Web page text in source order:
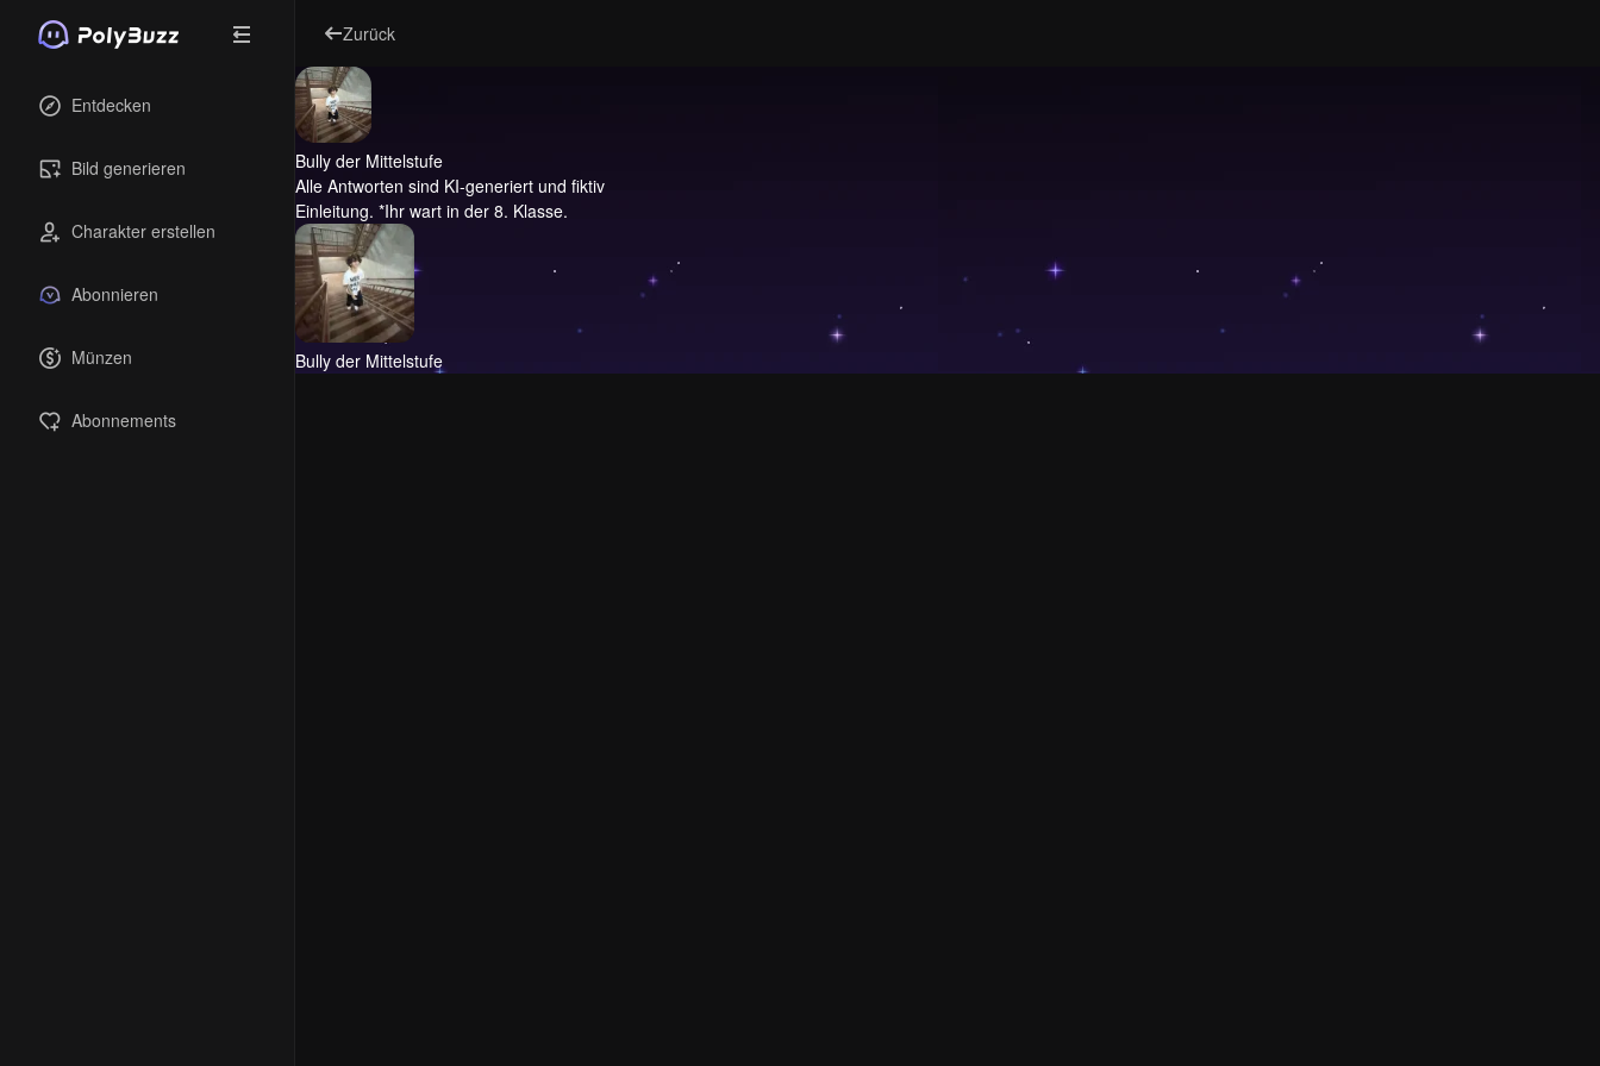
Entdecken
Bild generieren
Charakter erstellen
Abonnieren
Münzen
Abonnements
Zurück
Bully der Mittelstufe
Alle Antworten sind KI-generiert und fiktiv
Einleitung. *Ihr wart in der 8. Klasse.
Bully der Mittelstufe